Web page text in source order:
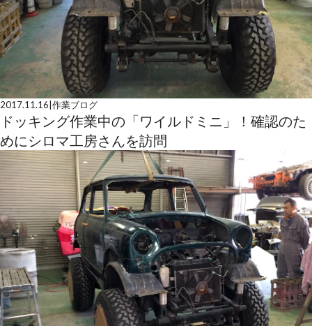
2017.11.16 作業ブログ
ドッキング作業中の「ワイルドミニ」！確認のた
めにシロマ工房さんを訪問